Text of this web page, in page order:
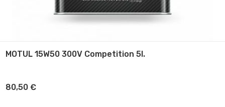
MOTUL 15W50 300V Competition 5l.
80,50 €